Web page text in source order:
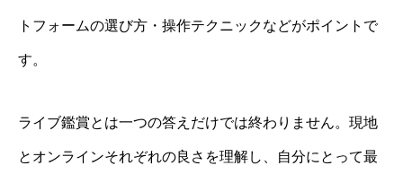
トフォームの選び方・操作テクニックなどがポイントで
す。
ライブ鑑賞とは一つの答えだけでは終わりません。現地
とオンラインそれぞれの良さを理解し、自分にとって最